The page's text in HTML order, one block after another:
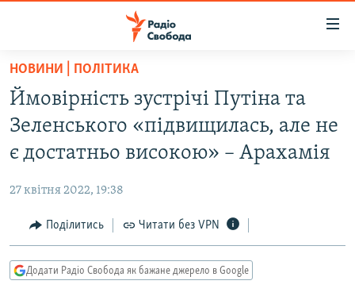
Перейти
основного
матеріалу
до
основної
Перейти
до
пошуку
РАДІО СВОБОДА – 70 РОКІВ
ВСЕ ЗА ДОБУ
СУСПІЛЬСТВО
РОСІЙСЬКА «ФІЛЬТРАЦІЯ»
ДОНБАС.РЕАЛІЇ
ТИ ЯК?
НОВИНИ | ПОЛІТИКА
Ймовірність зустрічі Путіна та
Зеленського «підвищилась, але не
є достатньо високою» – Арахамія
27 квітня 2022, 19:38
Поділитись Читати без VPN
Додати Радіо Свобода як бажане джерело в Google